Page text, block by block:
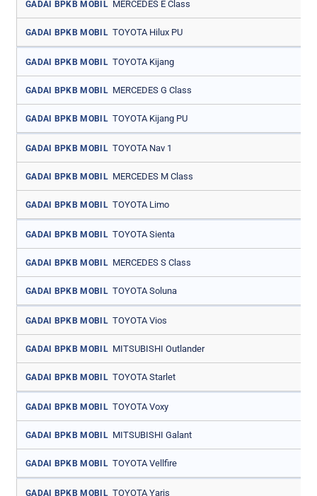
GADAI BPKB MOBIL MERCEDES E Class
GADAI BPKB MOBIL TOYOTA Hilux PU
GADAI BPKB MOBIL TOYOTA Kijang
GADAI BPKB MOBIL MERCEDES G Class
GADAI BPKB MOBIL TOYOTA Kijang PU
GADAI BPKB MOBIL TOYOTA Nav 1
GADAI BPKB MOBIL MERCEDES M Class
GADAI BPKB MOBIL TOYOTA Limo
GADAI BPKB MOBIL TOYOTA Sienta
GADAI BPKB MOBIL MERCEDES S Class
GADAI BPKB MOBIL TOYOTA Soluna
GADAI BPKB MOBIL TOYOTA Vios
GADAI BPKB MOBIL MITSUBISHI Outlander
GADAI BPKB MOBIL TOYOTA Starlet
GADAI BPKB MOBIL TOYOTA Voxy
GADAI BPKB MOBIL MITSUBISHI Galant
GADAI BPKB MOBIL TOYOTA Vellfire
GADAI BPKB MOBIL TOYOTA Yaris